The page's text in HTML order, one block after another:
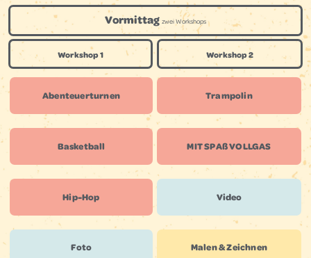
Vormittag zwei Workshops
Workshop 1
Abenteuer­turnen
Basketball
Hip-Hop
Foto
Workshop 2
Trampolin
MIT SPAß VOLLGAS
Video
Malen & Zeichnen